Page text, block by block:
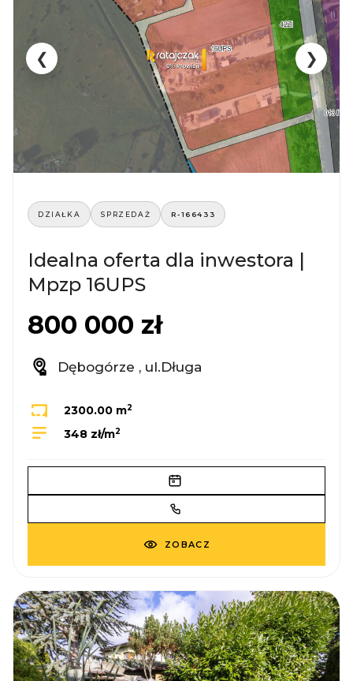
❮ ❯
DZIAŁKA SPRZEDAŻ R-166433
Idealna oferta dla inwestora |
Mpzp 16UPS
800 000 zł
Dębogórze , ul.Długa
2300.00 m2
348 zł/m2
ZOBACZ